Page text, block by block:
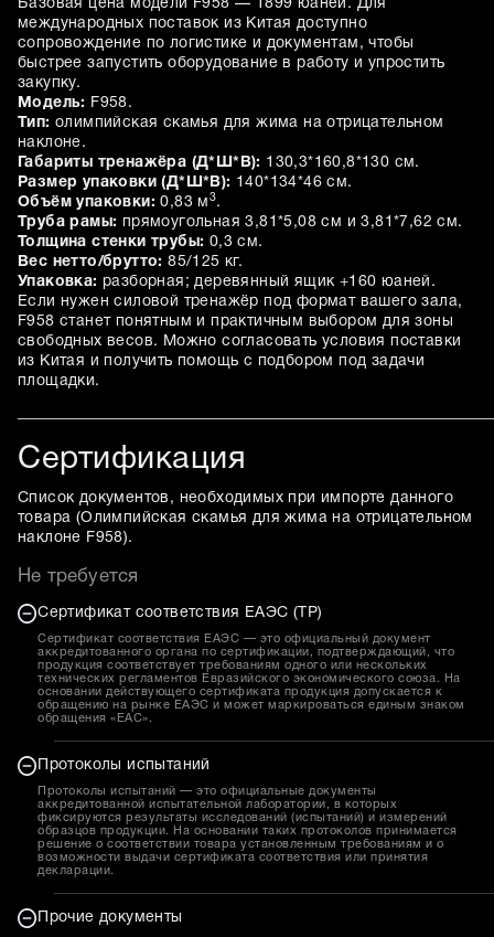
Базовая цена модели F958 — 1899 юаней. Для
международных поставок из Китая доступно
сопровождение по логистике и документам, чтобы
быстрее запустить оборудование в работу и упростить
закупку.
Модель:
F958.
Тип: олимпийская скамья для жима на отрицательном
наклоне.
Габариты тренажёра (Д*Ш*В): 130,3*160,8*130 см.
Размер упаковки (Д*Ш*В): 140*134*46 см.
Объём упаковки: 0,83 м 3.
Труба рамы:
прямоугольная 3,81*5,08 см и 3,81*7,62 см.
Толщина стенки трубы: 0,3 см.
Вес нетто/брутто: 85/125 кг.
Упаковка:
разборная; деревянный ящик +160 юаней.
Если нужен силовой тренажёр под формат вашего зала,
F958 станет понятным и практичным выбором для зоны
свободных весов. Можно согласовать условия поставки
из Китая и получить помощь с подбором под задачи
площадки.
Сертификация
Список документов, необходимых при импорте данного
товара (Олимпийская скамья для жима на отрицательном
наклоне F958 ).
Не требуется
Сертификат соответствия ЕАЭС (ТР)
Сертификат соответствия ЕАЭС — это официальный документ
аккредитованного органа по сертификации, подтверждающий, что
продукция соответствует требованиям одного или нескольких
технических регламентов Евразийского экономического союза. На
основании действующего сертификата продукция допускается к
обращению на рынке ЕАЭС и может маркироваться единым знаком
обращения «EAC».
Протоколы испытаний
Протоколы испытаний — это официальные документы
аккредитованной испытательной лаборатории, в которых
фиксируются результаты исследований (испытаний) и измерений
образцов продукции. На основании таких протоколов принимается
решение о соответствии товара установленным требованиям и о
возможности выдачи сертификата соответствия или принятия
декларации.
Прочие документы